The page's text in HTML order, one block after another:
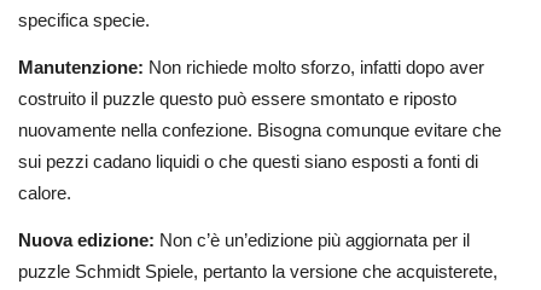
specifica specie.
Manutenzione: Non richiede molto sforzo, infatti dopo aver
costruito il puzzle questo può essere smontato e riposto
nuovamente nella confezione. Bisogna comunque evitare che
sui pezzi cadano liquidi o che questi siano esposti a fonti di
calore.
Nuova edizione: Non c’è un’edizione più aggiornata per il
puzzle Schmidt Spiele, pertanto la versione che acquisterete,